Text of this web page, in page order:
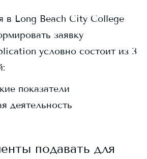
в Long Beach City College
заявку
условно состоит из 3
показатели
деятельность
подавать для